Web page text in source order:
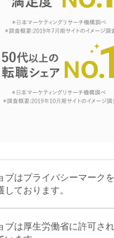
ブはプライバシーマーク
しております。
ブは厚生労働省に許可さ